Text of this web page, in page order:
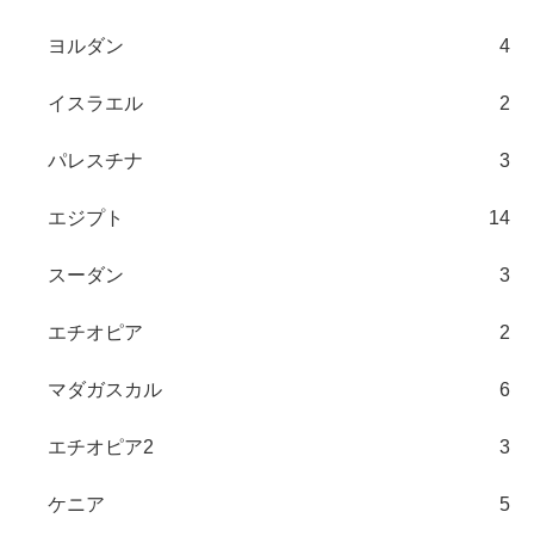
ヨルダン 4
イスラエル 2
パレスチナ 3
エジプト 14
スーダン 3
エチオピア 2
マダガスカル 6
エチオピア2 3
ケニア 5